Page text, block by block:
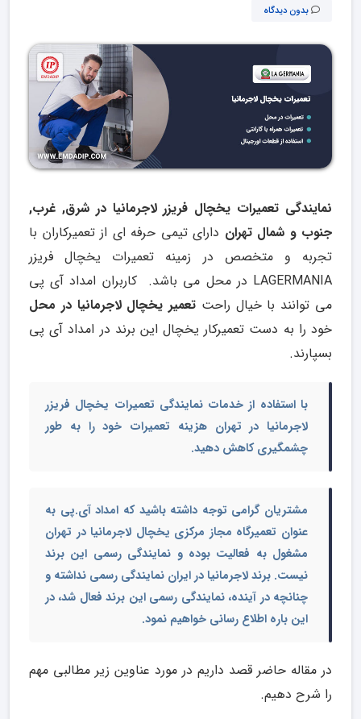
بدون دیدگاه
نمایندگی تعمیرات یخچال فریزر لاجرمانیا در شرق, غرب,
جنوب و شمال تهران دارای تیمی حرفه ای از تعمیرکاران با
تجربه و متخصص در زمینه تعمیرات یخچال فریزر
LAGERMANIA در محل می باشد. کاربران امداد آی پی
می توانند با خیال راحت تعمیر یخچال لاجرمانیا در محل
خود را به دست تعمیرکار یخچال این برند در امداد آی پی
بسپارند.
با استفاده از خدمات نمایندگی تعمیرات یخچال فریزر
لاجرمانیا در تهران هزینه تعمیرات خود را به طور
چشمگیری کاهش دهید.
مشتریان گرامی توجه داشته باشید که امداد آی.پی به
عنوان تعمیرگاه مجاز مرکزی یخچال لاجرمانیا در تهران
مشغول به فعالیت بوده و نمایندگی رسمی این برند
نیست. برند لاجرمانیا در ایران نمایندگی رسمی نداشته و
چنانچه در آینده، نمایندگی رسمی این برند فعال شد، در
این باره اطلاع رسانی خواهیم نمود.
در مقاله حاضر قصد داریم در مورد عناوین زیر مطالبی مهم
را شرح دهیم.